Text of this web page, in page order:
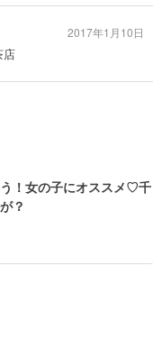
店
2017年1月10日
！女の子にオススメ♡千
？